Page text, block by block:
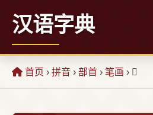
汉语字典
首页 › 拼音 › 部首 › 笔画 › 𱫮